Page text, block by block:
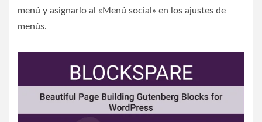
menú y asignarlo al «Menú social» en los ajustes de
menús.